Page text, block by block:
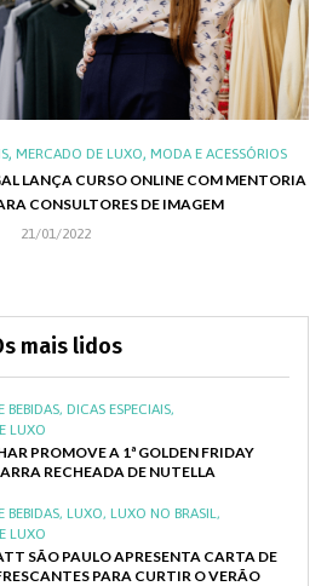
, MERCADO DE LUXO, MODA E ACESSÓRIOS
LANÇA CURSO ONLINE COM MENTORIA
CONSULTORES DE IMAGEM
21/01/2022
mais lidos
BEBIDAS, DICAS ESPECIAIS,
LUXO
PROMOVE A 1ª GOLDEN FRIDAY
RECHEADA DE NUTELLA
BEBIDAS, LUXO, LUXO NO BRASIL ,
LUXO
SÃO PAULO APRESENTA CARTA DE
PARA CURTIR O VERÃO